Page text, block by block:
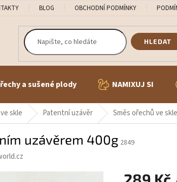
BLOG OBCHODNÍ PODMÍNKY
HLEDAT
a sušené plody NAMIXUJ SI
skle Patentní uzávěr Směs ořechů ve
uzávěrem 400g 2849